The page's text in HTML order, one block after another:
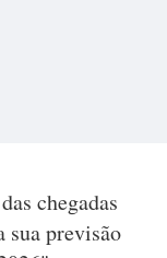
chegadas
sua previsão